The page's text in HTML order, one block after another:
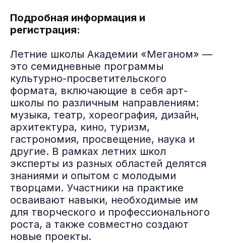
Подробная информация и
регистрация:
Летние школы Академии «Меганом» —
это семидневные программы
культурно-просветительского
формата, включающие в себя арт-
школы по различным направлениям:
музыка, театр, хореография, дизайн,
архитектура, кино, туризм,
гастрономия, просвещение, наука и
другие. В рамках летних школ
эксперты из разных областей делятся
знаниями и опытом с молодыми
творцами. Участники на практике
осваивают навыки, необходимые им
для творческого и профессионального
роста, а также совместно создают
новые проекты.